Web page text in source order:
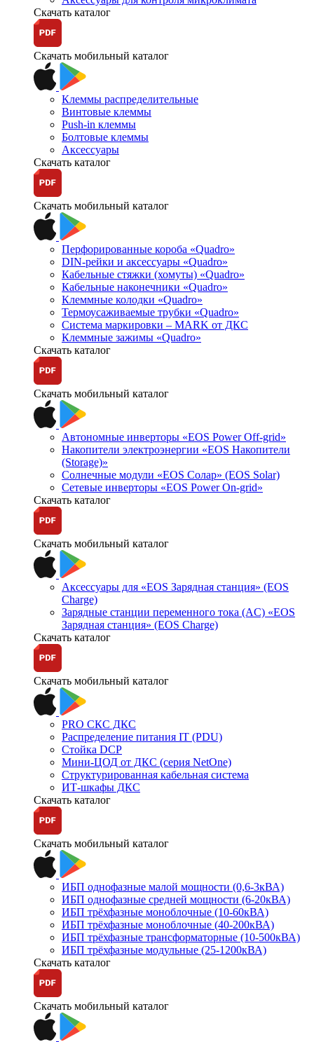
Скачать каталог
Скачать мобильный каталог
Клеммы распределительные
Винтовые клеммы
Push-in клеммы
Болтовые клеммы
Аксессуары
Скачать каталог
Скачать мобильный каталог
Перфорированные короба «Quadro»
DIN-рейки и аксессуары «Quadro»
Кабельные стяжки (хомуты) «Quadro»
Кабельные наконечники «Quadro»
Клеммные колодки «Quadro»
Термоусаживаемые трубки «Quadro»
Система маркировки – MARK от ДКС
Клеммные зажимы «Quadro»
Скачать каталог
Скачать мобильный каталог
Автономные инверторы «EOS Power Off-grid»
Накопители электроэнергии «EOS Накопители
(Storage)»
Солнечные модули «EOS Солар» (EOS Solar)
Сетевые инверторы «EOS Power On-grid»
Скачать каталог
Скачать мобильный каталог
Аксессуары для «EOS Зарядная станция» (EOS
Charge)
Зарядные станции переменного тока (AC) «EOS
Зарядная станция» (EOS Charge)
Скачать каталог
Скачать мобильный каталог
PRO СКС ДКС
Распределение питания IT (PDU)
Стойка DCP
Мини-ЦОД от ДКС (серия NetOne)
Структурированная кабельная система
ИТ-шкафы ДКС
Скачать каталог
Скачать мобильный каталог
ИБП однофазные малой мощности (0,6-3кВА)
ИБП однофазные средней мощности (6-20кВА)
ИБП трёхфазные моноблочные (10-60кВА)
ИБП трёхфазные моноблочные (40-200кВА)
ИБП трёхфазные трансформаторные (10-500кВА)
ИБП трёхфазные модульные (25-1200кВА)
Скачать каталог
Скачать мобильный каталог